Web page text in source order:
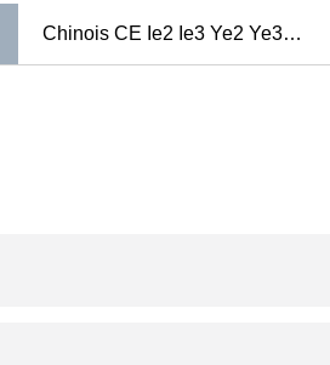
Chinois CE Ie2 Ie3 Ye2 Ye3